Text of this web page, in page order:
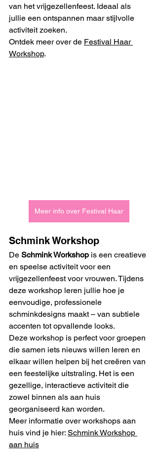
van het vrijgezellenfeest. Ideaal als
jullie een ontspannen maar stijlvolle
activiteit zoeken.
Ontdek meer over de Festival Haar
Workshop.
Meer info over Festival Haar
Schmink Workshop
De Schmink Workshop is een creatieve
en speelse activiteit voor een
vrijgezellenfeest voor vrouwen. Tijdens
deze workshop leren jullie hoe je
eenvoudige, professionele
schminkdesigns maakt – van subtiele
accenten tot opvallende looks.
Deze workshop is perfect voor groepen
die samen iets nieuws willen leren en
elkaar willen helpen bij het creëren van
een feestelijke uitstraling. Het is een
gezellige, interactieve activiteit die
zowel binnen als aan huis
georganiseerd kan worden.
Meer informatie over workshops aan
huis vind je hier: Schmink Workshop
aan huis